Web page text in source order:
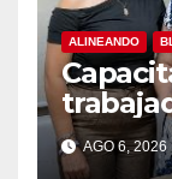
ALINEANDO
AGO 6, 2026